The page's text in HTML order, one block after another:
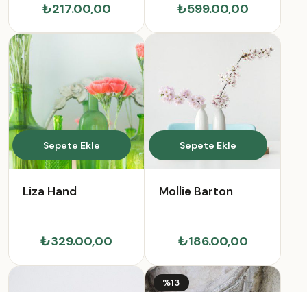
₺217.00,00 ₺599.00,00
Sepete Ekle
Liza Hand
₺329.00,00
Sepete Ekle
Mollie Barton
₺186.00,00
%13